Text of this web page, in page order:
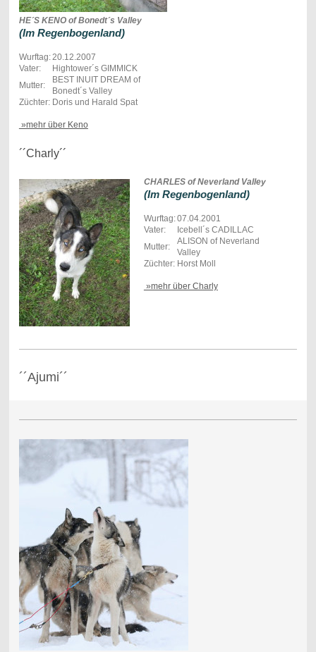
HE´S KENO of Bonedt´s Valley
(Im Regenbogenland)
Wurftag: 20.12.2007
Vater:
Hightower´s GIMMICK
Mutter:
BEST INUIT DREAM of
Bonedt´s Valley
Züchter: Doris und Harald Spat
»mehr über Keno
´´Charly´´
CHARLES of Neverland Valley
(Im Regenbogenland)
Wurftag:07.04.2001
Vater:
Icebell´s CADILLAC
Mutter:
ALISON of Neverland
Valley
Züchter: Horst Moll
»mehr über Charly
´´Ajumi´´